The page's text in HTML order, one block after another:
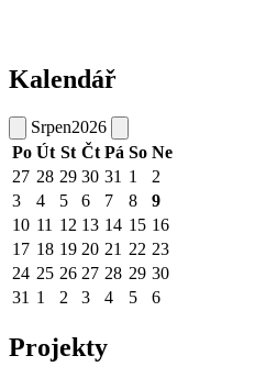
Kalendář
Srpen2026
Po Út St Čt Pá So Ne
27 28 29 30 31 1
2
3
4 5 6 7 8
9
10 11 12 13 14 15 16
17 18 19 20 21 22 23
24 25 26 27 28 29 30
31 1 2 3 4 5 6
Projekty